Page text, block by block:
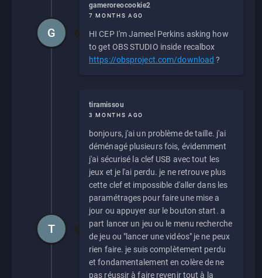
gameroreocookie2
7 MONTHS AGO
HI CEP I'm Jameel Perkins asking how
to get OBS STUDIO inside recalbox
https://obsproject.com/download ?
G
tiramissou
3 MONTHS AGO
bonjours, j'ai un problème de taille. j'ai
déménagé plusieurs fois, évidemment
j'ai sécurisé la clef USB avec tout les
jeux et je l'ai perdu. je ne retrouve plus
cette clef et impossible d'aller dans les
paramétrages pour faire une mise a
jour ou appuyer sur le bouton start. a
part lancer un jeu ou le menu recherche
de jeu ou "lancer une vidéos" je ne peux
rien faire. je suis complètement perdu
et fondamentalement en colère de ne
pas réussir à faire revenir tout à la
T